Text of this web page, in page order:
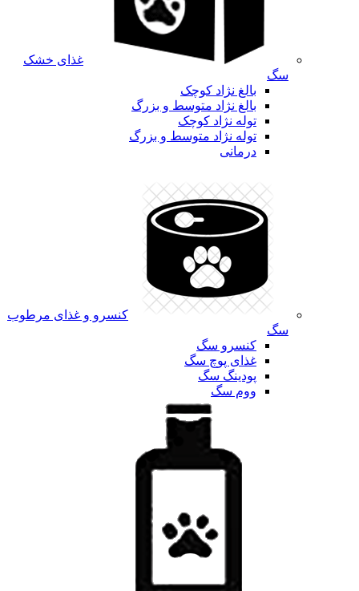
غذای خشک
سگ
بالغ نژاد کوچک
بالغ نژاد متوسط و بزرگ
توله نژاد کوچک
توله نژاد متوسط و بزرگ
درمانی
کنسرو و غذای مرطوب
سگ
کنسرو سگ
غذای پوچ سگ
پودینگ سگ
ووم سگ